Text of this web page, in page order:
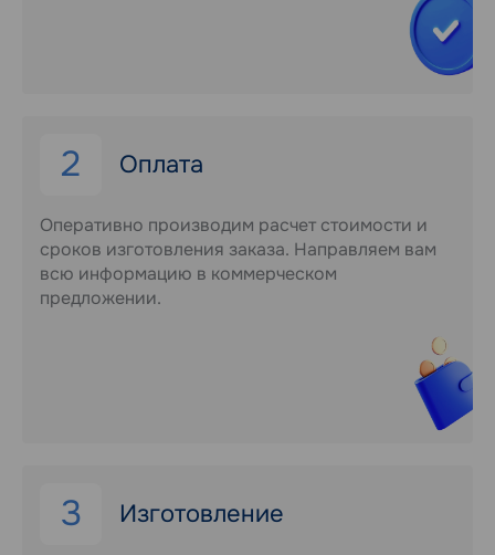
2 Оплата
Оперативно производим расчет стоимости и
сроков изготовления заказа. Направляем вам
всю информацию в коммерческом
предложении.
3 Изготовление